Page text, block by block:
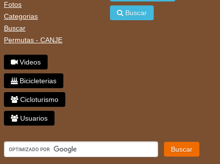
Fotos
Categorias
Buscar
Permutas - CANJE
Videos
Bicicleterias
Cicloturismo
Usuarios
Buscar
Buscar